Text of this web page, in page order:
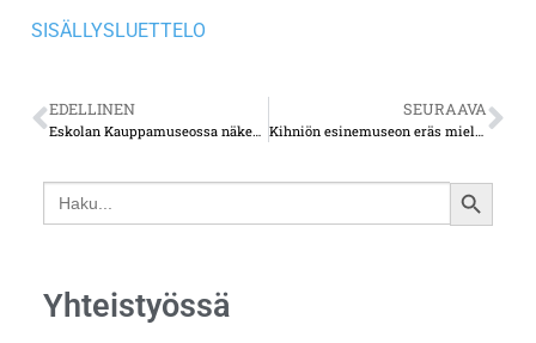
SISÄLLYSLUETTELO
EDELLINEN
Eskolan Kauppamuseossa näkee millainen oli entisaikojen kyläkauppa
SEURAAVA
Kihniön esinemuseon eräs mielenkiintoisimmista esineistä on karhunkaataja Martti Kitusen ase
Search
for:
SEARCH
Yhteistyössä